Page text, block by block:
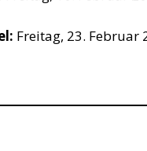
Freitag, 23. Februar